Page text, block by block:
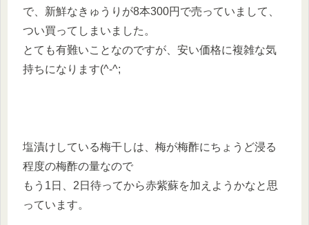
で、新鮮なきゅうりが8本300円で売っていまして、
つい買ってしまいました。
とても有難いことなのですが、安い価格に複雑な気
持ちになります(^-^;
塩漬けしている梅干しは、梅が梅酢にちょうど浸る
程度の梅酢の量なので
もう1日、2日待ってから赤紫蘇を加えようかなと思
っています。